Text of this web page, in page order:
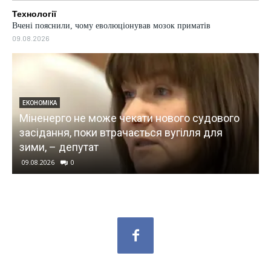
Технології
Вчені пояснили, чому еволюціонував мозок приматів
09.08.2026
ЕКОНОМІКА
Міненерго не може чекати нового судового
засідання, поки втрачається вугілля для
зими, – депутат
09.08.2026 0